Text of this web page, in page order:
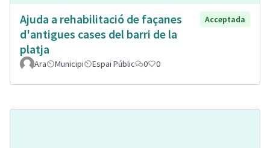
Ajuda a rehabilitació de façanes
d'antigues cases del barri de la
platja
Acceptada
Ara Municipi Espai Públic 0 0